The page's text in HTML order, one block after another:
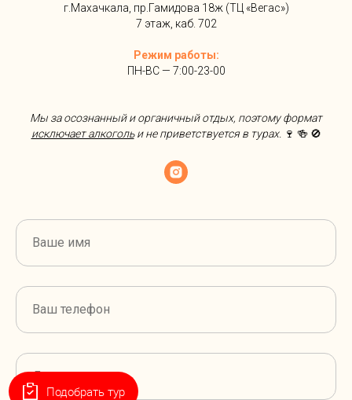
г.Махачкала, пр.Гамидова 18ж (ТЦ «Вегас»)
7 этаж, каб. 702
Режим работы:
ПН-ВС — 7:00-23-00
Мы за осознанный и органичный отдых, поэтому формат
исключает алкогольи не приветствуется в турах. 🍷 🍻 🚫
Подобрать тур